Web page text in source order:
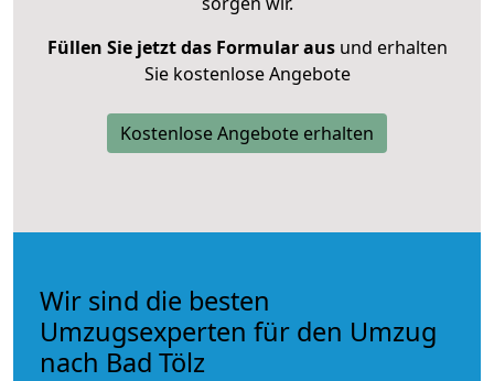
Füllen Sie jetzt das Formular ausund erhalten
Sie kostenlose Angebote
Kostenlose Angebote erhalten
Wir sind die besten
Umzugsexperten für den Umzug
nach Bad Tölz